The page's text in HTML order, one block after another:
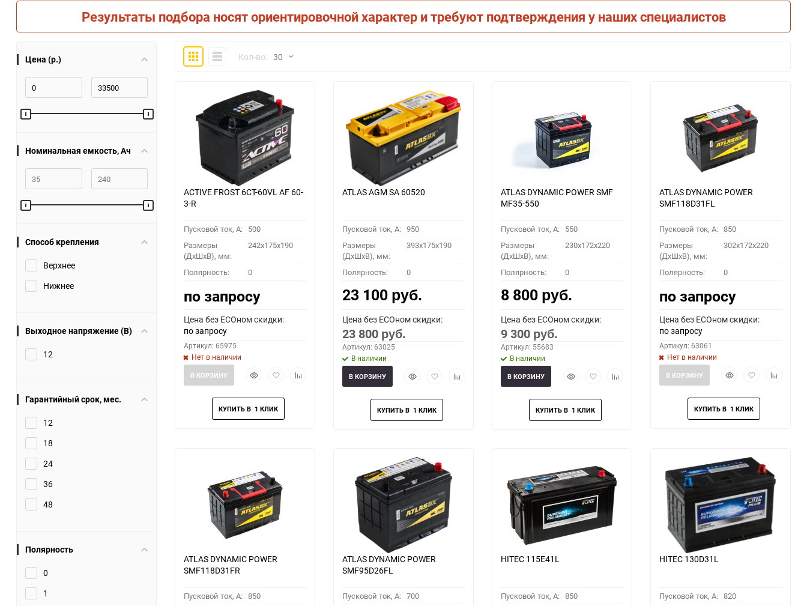
Результаты подбора носят ориентировочной характер и требуют подтверждения у наших специалистов
Цена (р.)
Номинальная емкость, Ач
Способ крепления
Верхнее
Нижнее
Выходное напряжение (В)
12
Гарантийный срок, мес.
12
18
24
36
48
Полярность
0
1
ПлиткаКомпактноКол-во: 30
30
60
90
150
ACTIVE FROST 6СТ-60VL АF 60-
3-R
Пусковой ток, A: 500
Размеры
(ДхШхВ), мм:
242x175x190
Полярность: 0
по запросу
Цена без ECOном скидки:
по запросу
Артикул: 65975
Нет в наличии
БыстрыйДобавить
избранное
Добавить
В КОРЗИНУ
ATLAS AGM SA 60520
Пусковой ток, A: 950
Размеры
(ДхШхВ), мм:
393x175x190
Полярность: 0
23 100 руб.
Цена без ECOном скидки:
23 800 руб.
Артикул: 63025
В наличии
БыстрыйДобавить
избранное
Добавить
В КОРЗИНУ
ATLAS DYNAMIC POWER SMF
MF35-550
Пусковой ток, A: 550
Размеры
(ДхШхВ), мм:
230x172x220
Полярность: 0
8 800 руб.
Цена без ECOном скидки:
9 300 руб.
Артикул: 55683
В наличии
БыстрыйДобавить
избранное
Добавить
В КОРЗИНУ
ATLAS DYNAMIC POWER
SMF118D31FL
Пусковой ток, A: 850
Размеры
(ДхШхВ), мм:
302x172x220
Полярность: 0
по запросу
Цена без ECOном скидки:
по запросу
Артикул: 63061
Нет в наличии
БыстрыйДобавить
избранное
Добавить
В КОРЗИНУ
ATLAS DYNAMIC POWER
SMF118D31FR
Пусковой ток, A: 850
ATLAS DYNAMIC POWER
SMF95D26FL
Пусковой ток, A: 700
HITEC 115E41L
Пусковой ток, A: 850
HITEC 130D31L
Пусковой ток, A: 820